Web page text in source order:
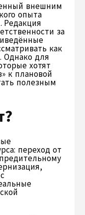
внешним
опыта
за
как
Однако для
хотят
к плановой
полезным
переход от